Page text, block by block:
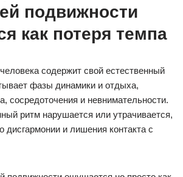
подвижности
как потеря темпа
содержит свой естественный
фазы динамики и отдыха,
сосредоточения и невнимательности.
ритм нарушается или утрачивается,
дисгармонии и лишения контакта с